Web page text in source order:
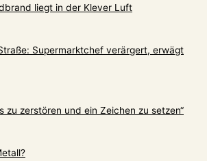
liegt in der Klever Luft
Supermarktchef verärgert, erwägt
zu zerstören und ein Zeichen zu setzen“